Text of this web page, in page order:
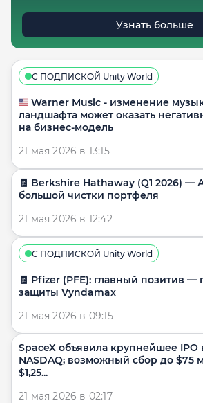
Узнать больше
С ПОДПИСКОЙ Unity World
🇺🇸 Warner Music - изменение
ландшафта может оказать
на бизнес-модель
21 мая 2026 в 13:15
🧾 Berkshire Hathaway (Q1 2026) —
большой чистки портфеля
21 мая 2026 в 12:42
С ПОДПИСКОЙ Unity World
🧾 Pfizer (PFE): главный позитив
защиты Vyndamax
21 мая 2026 в 09:15
SpaceX объявила крупнейшее IPO
NASDAQ; возможный сбор до $75
$1,25...
21 мая 2026 в 02:17